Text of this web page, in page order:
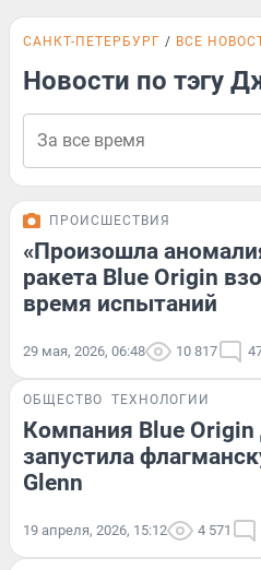
САНКТ-ПЕТЕРБУРГ ВСЕ
Новости по тэгу
ПРОИСШЕСТВИЯ
«Произошла
ракета Blue Origin
время испытаний
29 мая, 2026, 06:48 10 817
ОБЩЕСТВО ТЕХНОЛОГИИ
Компания Blue
запустила
Glenn
19 апреля, 2026, 15:12 4 571